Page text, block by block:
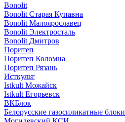
Bonolit
Bonolit Старая Купавна
Bonolit Малоярославец
Bonolit Электросталь
Bonolit Дмитров
Поритеп
Поритеп Коломна
Поритеп Рязань
Исткульт
Istkult Можайск
Istkult Егорьевск
ВКБлок
Белорусские газосиликатные блоки